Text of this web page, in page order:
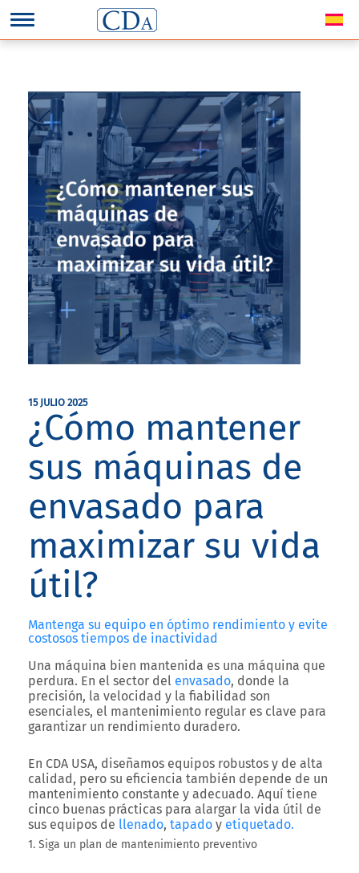
15 JULIO 2025
¿Cómo mantener
sus máquinas de
envasado para
maximizar su vida
útil?
Mantenga su equipo en óptimo rendimiento y evite
costosos tiempos de inactividad
Una máquina bien mantenida es una máquina que
perdura. En el sector del envasado, donde la
precisión, la velocidad y la fiabilidad son
esenciales, el mantenimiento regular es clave para
garantizar un rendimiento duradero.
En CDA USA, diseñamos equipos robustos y de alta
calidad, pero su eficiencia también depende de un
mantenimiento constante y adecuado. Aquí tiene
cinco buenas prácticas para alargar la vida útil de
sus equipos de llenado, tapado y etiquetado.
1. Siga un plan de mantenimiento preventivo